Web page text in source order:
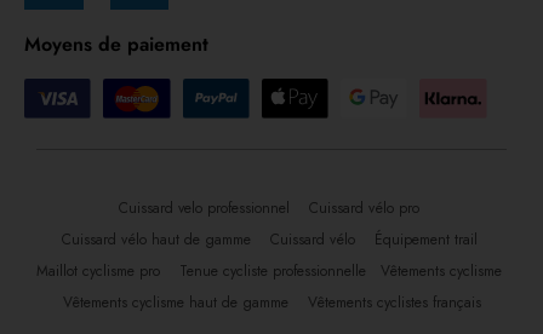
Moyens de paiement
Cuissard velo professionnel
Cuissard vélo pro
Cuissard vélo haut de gamme
Cuissard vélo
Équipement trail
Maillot cyclisme pro
Tenue cycliste professionnelle
Vêtements cyclisme
Vêtements cyclisme haut de gamme
Vêtements cyclistes français